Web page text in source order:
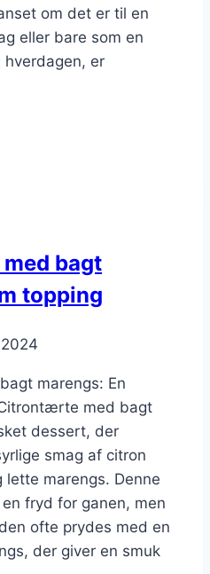
om det er til en
eller bare som en
er
bagt
topping
marengs: En
med bagt
dessert, der
smag af citron
lette marengs. Denne
fryd for ganen, men
ofte prydes med en
der giver en smuk